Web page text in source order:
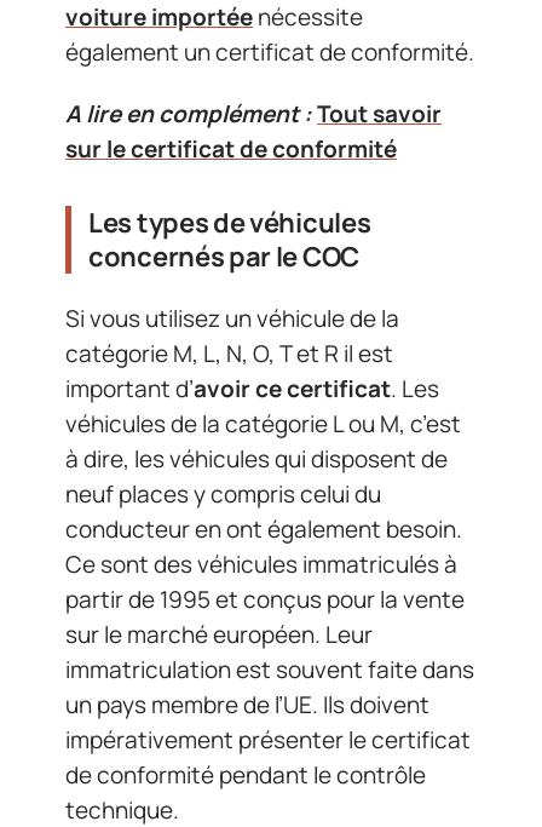
voiture importéenécessite
également un certificat de conformité.
A lire en complément :Tout savoir
sur le certificat de conformité
Les types de véhicules
concernés par le COC
Si vous utilisez un véhicule de la
catégorie M, L, N, O, T et R il est
important d’avoir ce certificat. Les
véhicules de la catégorie L ou M, c’est
à dire, les véhicules qui disposent de
neuf places y compris celui du
conducteur en ont également besoin.
Ce sont des véhicules immatriculés à
partir de 1995 et conçus pour la vente
sur le marché européen. Leur
immatriculation est souvent faite dans
un pays membre de l’UE. Ils doivent
impérativement présenter le certificat
de conformité pendant le contrôle
technique.